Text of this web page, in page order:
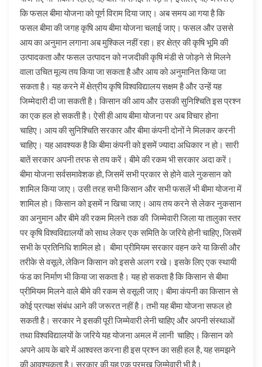
कि फसल बीमा योजना को पूर्ण विराम दिया जाए। अब समय आ गया है कि
फसल बीमा की जगह कृषि आय बीमा योजना चलाई जाए। फसल और उससे
आय का अनुमान लगाना अब मुश्किल नहीं रहा। हर क्षेत्र की कृषि भूमि की
उत्पादकता और फसल उत्पादन को नजदीकी कृषि मंडी से जोड़ने से मिलने
वाला उचित मूल्य तय किया जा सकता है और आय को अनुमानित किया जा
सकता है। यह करने में क्षेत्रीय कृषि विश्वविद्यालय सक्षम है और उन्हें यह
जिम्मेदारी दी जा सकती है। किसान की आय और उसकी सुनिश्चिति इस प्रश्न
का एक हल हो सकती है। ऐसी ही आय बीमा योजना पर अब विचार होना
चाहिए। आय की सुनिश्चिति सरकार और बीमा कंपनी दोनों ने मिलकर करनी
चाहिए। यह आवश्यक है कि बीमा कंपनी को इसमें ज्यादा अधिकार न हो। सारी
बातें सरकार अपनी तरफ से तय करें। बीमे की रकम भी सरकार अदा करें।
बीमा योजना सर्वसमावेशक हो, जिसमें सभी प्रकार से होने वाले नुकसान को
शामिल किया जाए। उसी तरह सभी किसान और सभी फसलें भी बीमा योजना में
शामिल हो। किसान को इसमें न खिचा जाए। आय तय करने से लेकर नुकसान
का अनुमान और बीमे की रकम मिलने तक की जिम्मेवारी जिला या तालुका स्तर
पर कृषि विश्वविद्यालयों को साथ लेकर एक समिति के जरिये होनी चाहिए, जिसमें
सभी के प्रतिनिधि शामिल हो। बीमा प्रीमियम सरकार वहन करे या किसी और
तरीके से वसूले, लेकिन किसान को इससे अलग रखे। इसके लिए एक स्थायी
फंड का निर्माण भी किया जा सकता है। यह हो सकता है कि किसान से बीमा
प्रीमियम मिलने वाले बीमे की रकम से वसूली जाए। बीमा कंपनी का किसान से
कोई प्रत्यक्ष संबंध आने की जरूरत नहीं है। तभी यह बीमा योजना सफल हो
सकती है। सरकार ने इसकी पूरी जिम्मेवारी लेनी चाहिए और अपनी संस्थाओं
तथा विश्वविद्यालयों के जरिये यह योजना अमल में लानी चाहिए। किसान को
अपने आय के बारे में आश्वस्त करना ही इस प्रश्न का सही हल है, यह समझने
की आवश्यकता है। सरकार की यह एक प्रमुख जिम्मेवारी भी है।